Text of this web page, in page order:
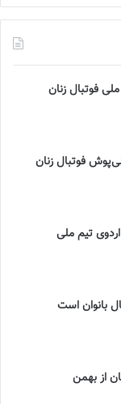
فوتبال زنان
بانوان است
از بهمن